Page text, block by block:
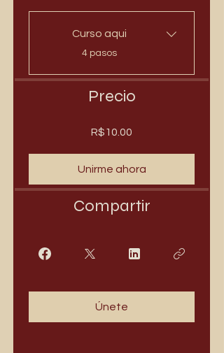
Curso aqui
.
4 pasos
Precio
R$10.00
Unirme ahora
Compartir
Únete